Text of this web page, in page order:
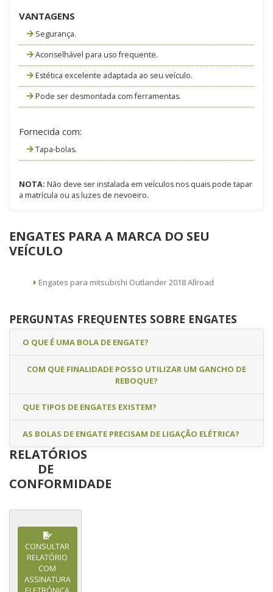
VANTAGENS
Segurança.
Aconselhável para uso frequente.
Estética excelente adaptada ao seu veículo.
Pode ser desmontada com ferramentas.
Fornecida com:
Tapa-bolas.
NOTA: Não deve ser instalada em veículos nos quais pode tapar
a matrícula ou as luzes de nevoeiro.
ENGATES PARA A MARCA DO SEU
VEÍCULO
Engates para mitsubishi Outlander 2018 Allroad
PERGUNTAS FREQUENTES SOBRE ENGATES
O QUE É UMA BOLA DE ENGATE?
COM QUE FINALIDADE POSSO UTILIZAR UM GANCHO DE
REBOQUE?
QUE TIPOS DE ENGATES EXISTEM?
AS BOLAS DE ENGATE PRECISAM DE LIGAÇÃO ELÉTRICA?
RELATÓRIOS
DE
CONFORMIDADE
CONSULTAR
RELATÓRIO
COM
ASSINATURA